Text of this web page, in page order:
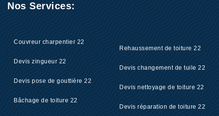
Nos Services:
Couvreur charpentier 22
Devis zingueur 22
Devis pose de gouttière 22
Bâchage de toiture 22
Rehaussement de toiture 22
Devis changement de tuile 22
Devis nettoyage de toiture 22
Devis réparation de toiture 22